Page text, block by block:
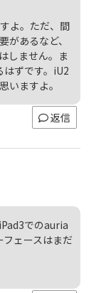
よ。ただ、間
があるなど、
しません。ま
ずです。iU2
いますよ。
返信
でのauria
ェースはまだ